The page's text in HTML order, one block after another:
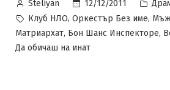
Posted
by
Steliyan 12/12/2011
in
Tags:
Клуб НЛО, Оркестър Без име,
Матриархат, Бон Шанс Инспекторе,
Да обичаш на инат